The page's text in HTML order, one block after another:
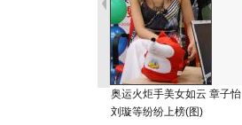
奥运火炬手美女如云 章子怡
刘璇等纷纷上榜(图)